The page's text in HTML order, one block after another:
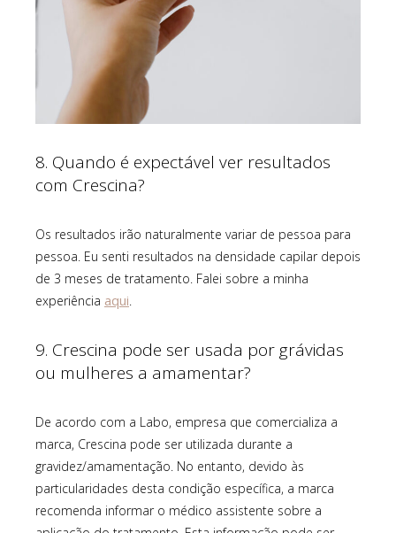
8. Quando é expectável ver resultados
com Crescina?
Os resultados irão naturalmente variar de pessoa para
pessoa. Eu senti resultados na densidade capilar depois
de 3 meses de tratamento. Falei sobre a minha
experiência aqui
9. Crescina pode ser usada por grávidas
ou mulheres a amamentar?
De acordo com a Labo, empresa que comercializa a
marca, Crescina pode ser utilizada durante a
gravidez/amamentação. No entanto, devido às
particularidades desta condição específica, a marca
recomenda informar o médico assistente sobre a